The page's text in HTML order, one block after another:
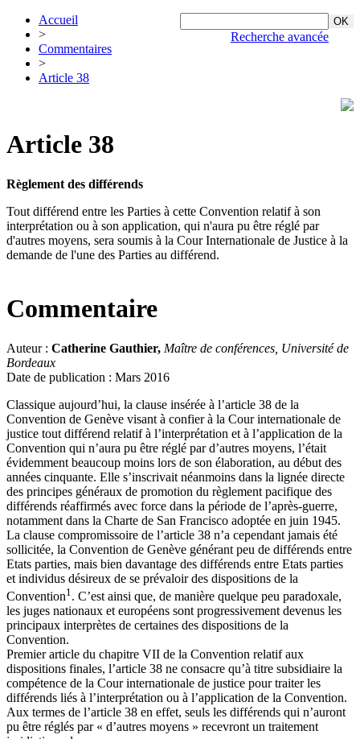
Recherche avancée
Accueil
>
Commentaires
>
Article 38
Article 38
Règlement des différends
Tout différend entre les Parties à cette Convention relatif à son
interprétation ou à son application, qui n'aura pu être réglé par
d'autres moyens, sera soumis à la Cour Internationale de Justice à la
demande de l'une des Parties au différend.
Commentaire
Auteur : Catherine Gauthier, Maître de conférences, Université de
Bordeaux
Date de publication : Mars 2016
Classique aujourd’hui, la clause insérée à l’article 38 de la
Convention de Genève visant à confier à la Cour internationale de
justice tout différend relatif à l’interprétation et à l’application de la
Convention qui n’aura pu être réglé par d’autres moyens, l’était
évidemment beaucoup moins lors de son élaboration, au début des
années cinquante. Elle s’inscrivait néanmoins dans la lignée directe
des principes généraux de promotion du règlement pacifique des
différends réaffirmés avec force dans la période de l’après-guerre,
notamment dans la Charte de San Francisco adoptée en juin 1945.
La clause compromissoire de l’article 38 n’a cependant jamais été
sollicitée, la Convention de Genève générant peu de différends entre
Etats parties, mais bien davantage des différends entre Etats parties
et individus désireux de se prévaloir des dispositions de la
Convention1 . C’est ainsi que, de manière quelque peu paradoxale,
les juges nationaux et européens sont progressivement devenus les
principaux interprètes de certaines des dispositions de la
Convention.
Premier article du chapitre VII de la Convention relatif aux
dispositions finales, l’article 38 ne consacre qu’à titre subsidiaire la
compétence de la Cour internationale de justice pour traiter les
différends liés à l’interprétation ou à l’application de la Convention.
Aux termes de l’article 38 en effet, seuls les différends qui n’auront
pu être réglés par « d’autres moyens » recevront un traitement